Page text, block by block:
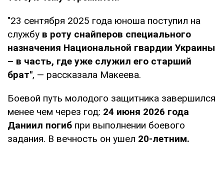
"23 сентября 2025 года юноша поступил на
службу в роту снайперов специального
назначения Национальной гвардии Украины
– в часть, где уже служил его старший
брат", — рассказала Макеева.
Боевой путь молодого защитника завершился
менее чем через год: 24 июня 2026 года
Даниил погиб при выполнении боевого
задания. В вечность он ушел 20-летним.